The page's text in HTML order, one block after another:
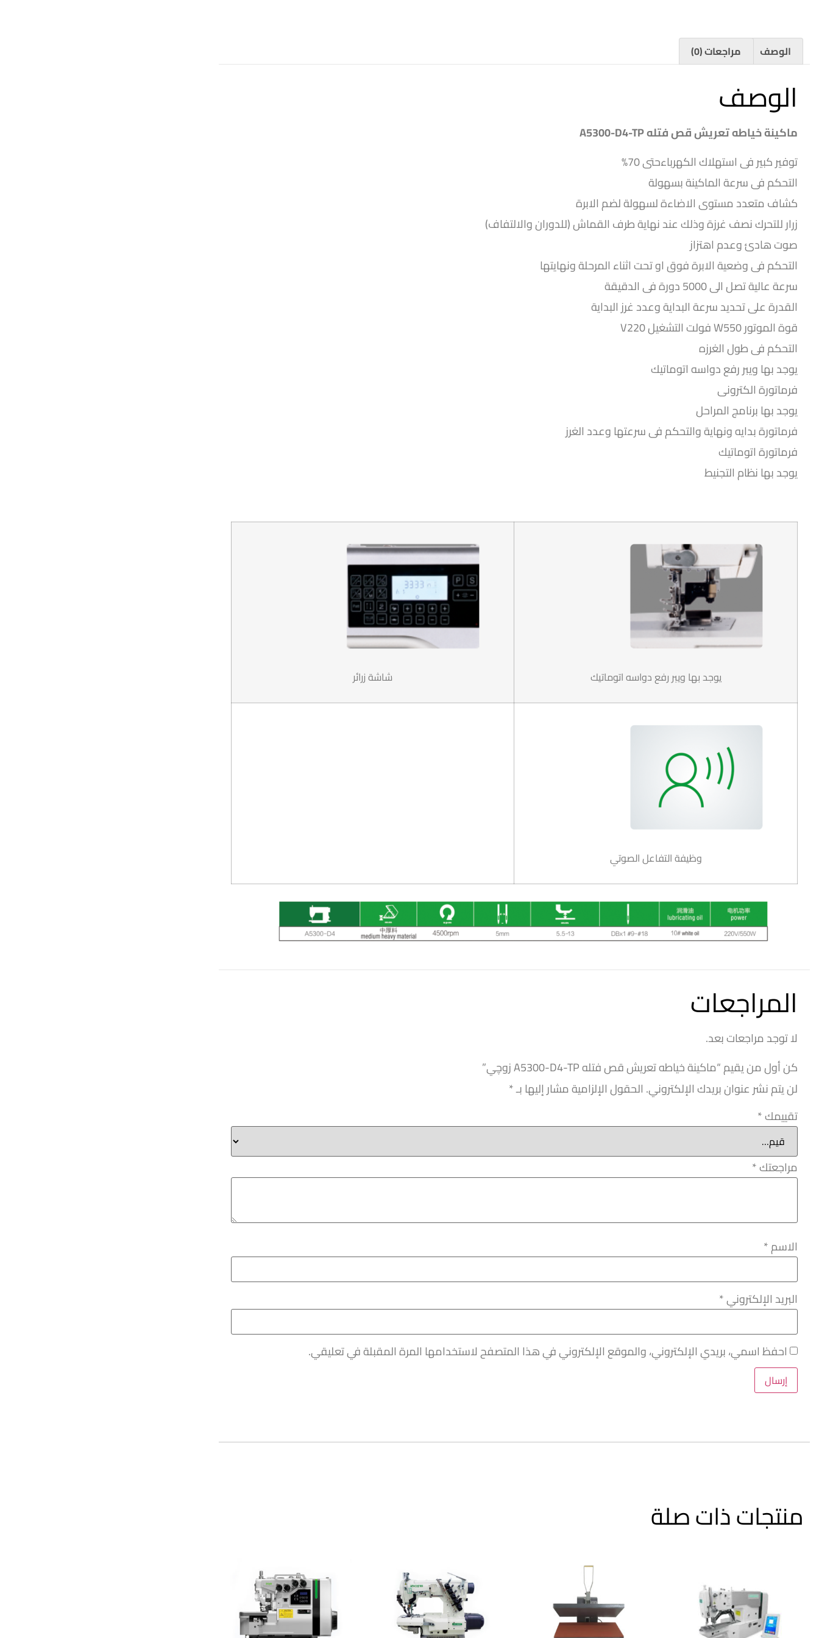
الوصف مراجعات (0)
الوصف
ماكينة خياطه تعريش قص فتله A5300-D4-TP
توفير كبير فى استهلاك الكهرباءحتى 70%
التحكم فى سرعة الماكينة بسهولة
كشاف متعدد مستوى الاضاءة لسهولة لضم الابرة
زرار للتحرك نصف غرزة وذلك عند نهاية طرف القماش (للدوران والالتفاف)
صوت هادئ وعدم اهتزاز
التحكم فى وضعية الابرة فوق او تحت اثناء المرحلة ونهايتها
سرعة عالية تصل الى 5000 دورة فى الدقيقة
القدرة على تحديد سرعة البداية وعدد غرز البداية
قوة الموتور W550 فولت التشغيل V220
التحكم فى طول الغرزه
يوجد بها ويبر رفع دواسه اتوماتيك
فرماتورة الكترونى
يوجد بها برنامج المراحل
فرماتورة بدايه ونهاية والتحكم فى سرعتها وعدد الغرز
فرماتورة اتوماتيك
يوجد بها نظام التجنيط
يوجد بها ويبر رفع دواسه اتوماتيك شاشة زرائر
وظيفة التفاعل الصوتي
المراجعات
لا توجد مراجعات بعد.
كن أول من يقيم “ماكينة خياطه تعريش قص فتله A5300-D4-TP زوچي”
لن يتم نشر عنوان بريدك الإلكتروني. الحقول الإلزامية مشار إليها بـ*
تقييمك*
مراجعتك*
الاسم*
البريد الإلكتروني*
احفظ اسمي، بريدي الإلكتروني، والموقع الإلكتروني في هذا المتصفح لاستخدامها المرة المقبلة في تعليقي.
منتجات ذات صلة